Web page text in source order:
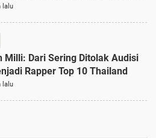
lalu
Milli: Dari Sering Ditolak Audisi
Rapper Top 10 Thailand
lalu